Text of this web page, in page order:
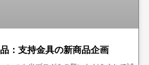
：支持金具の新商品企画